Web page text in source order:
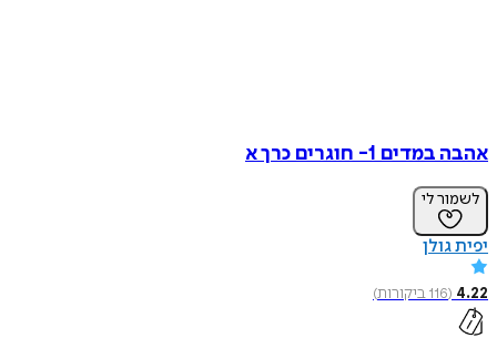
אהבה במדים 1- חוגרים כרך א
לשמור לי
יפית גולן
4.22
(
116ביקורות)